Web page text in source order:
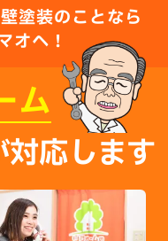
塗装のことなら
オへ！
ム
対応します